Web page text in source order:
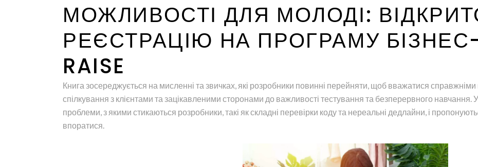
МОЖЛИВОСТІ ДЛЯ МОЛОДІ:
РЕЄСТРАЦІЮ НА ПРОГРАМУ
RAISE
Книга зосереджується на мисленні та звичках, які розробники повинні перейняти, щоб вважатися справжніми
спілкування з клієнтами та зацікавленими сторонами до важливості тестування та безперервного навчання.
проблеми, з якими стикаються розробники, такі як складні перевірки коду та нереальні дедлайни, і
впоратися.